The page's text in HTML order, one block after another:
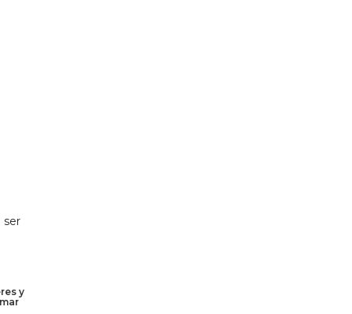
ser
y